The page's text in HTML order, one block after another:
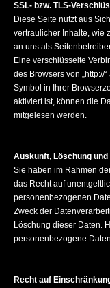
SSL- bzw. TLS-
Diese Seite nutzt aus
vertraulicher Inhalte, wie
an uns als
Eine verschlüsselte
des Browsers von „http://
Symbol in Ihrer
aktiviert ist, können die
mitgelesen werden.
Auskunft, Löschung
Sie haben im Rahmen
das Recht auf
personenbezogenen
Zweck der
Löschung dieser Daten.
personenbezogene
Recht auf